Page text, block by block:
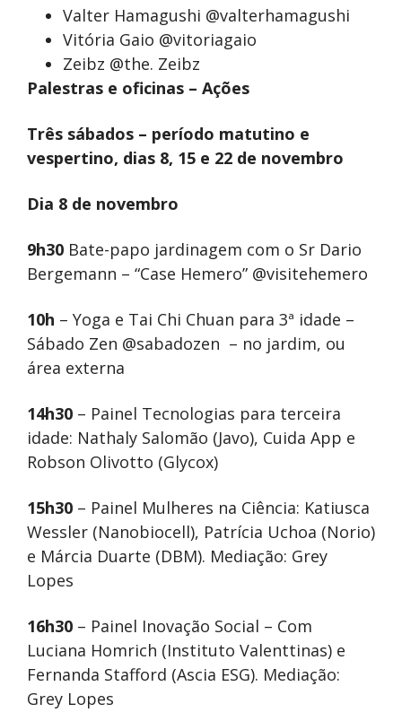
Valter Hamagushi @valterhamagushi
Vitória Gaio @vitoriagaio
Zeibz @the. Zeibz
Palestras e oficinas – Ações
Três sábados – período matutino e
vespertino, dias 8, 15 e 22 de novembro
Dia 8 de novembro
9h30 Bate-papo jardinagem com o Sr Dario
Bergemann – “Case Hemero” @visitehemero
10h – Yoga e Tai Chi Chuan para 3ª idade –
Sábado Zen @sabadozen – no jardim, ou
área externa
14h30 – Painel Tecnologias para terceira
idade: Nathaly Salomão (Javo), Cuida App e
Robson Olivotto (Glycox)
15h30 – Painel Mulheres na Ciência: Katiusca
Wessler (Nanobiocell), Patrícia Uchoa (Norio)
e Márcia Duarte (DBM). Mediação: Grey
Lopes
16h30 – Painel Inovação Social – Com
Luciana Homrich (Instituto Valenttinas) e
Fernanda Stafford (Ascia ESG). Mediação:
Grey Lopes